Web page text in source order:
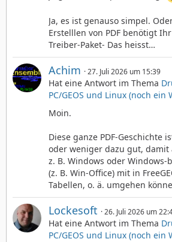
Ja, es ist genauso simpel.
Erstelllen von PDF benötigt
Treiber-Paket- Das heisst…
Achim 27. Juli 2026 um 15:39
Hat eine Antwort im Thema
PC/GEOS und Linux (noch ein
Moin.
Diese ganze PDF-Geschichte
oder weniger dazu gut, damit
z. B. Windows oder Windows-
(z. B. Win-Office) mit in
Tabellen, o. ä. umgehen
Lockesoft 26. Juli 2026 um
Hat eine Antwort im Thema
PC/GEOS und Linux (noch ein